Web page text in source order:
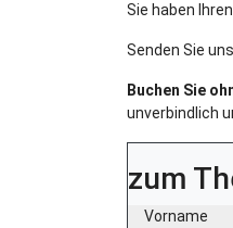
Sie haben
Senden Sie
Buchen Sie
unverbindlich
zum
Vorname